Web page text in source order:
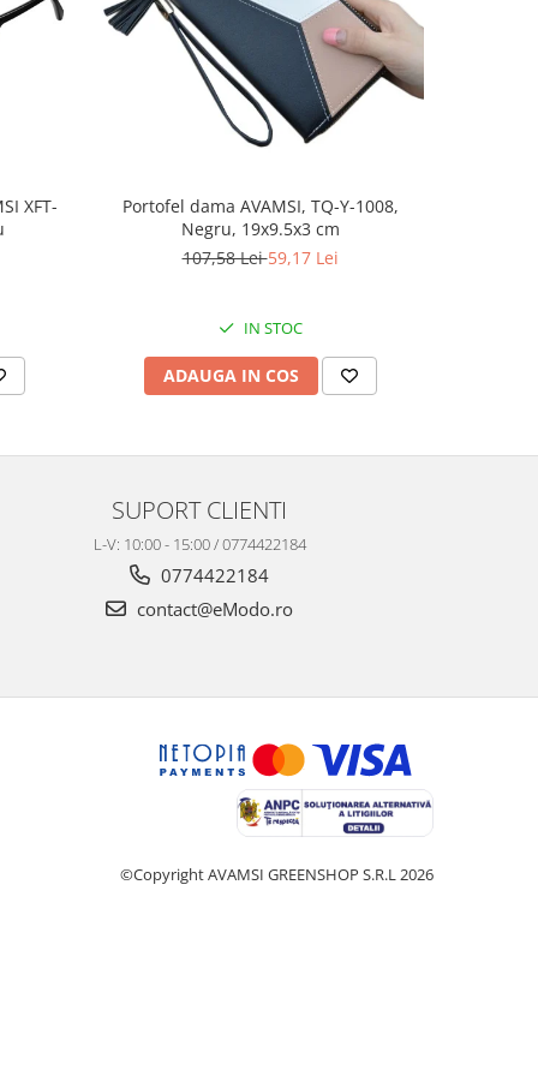
XFT-
Portofel dama AVAMSI, TQ-Y-1008,
Negru, 19x9.5x3 cm
107,58 Lei59,17 Lei
IN STOC
ADAUGA IN COS
SUPORT CLIENTI
L-V: 10:00 - 15:00 / 0774422184
0774422184
contact@eModo.ro
©Copyright AVAMSI GREENSHOP S.R.L 2026